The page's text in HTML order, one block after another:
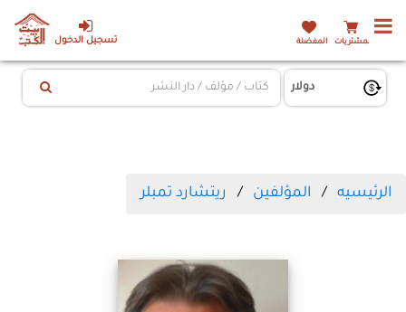
تسجيل الدخول المشتريات المفضلة
الرئيسيه المؤلفين ريتشارد تمبلر